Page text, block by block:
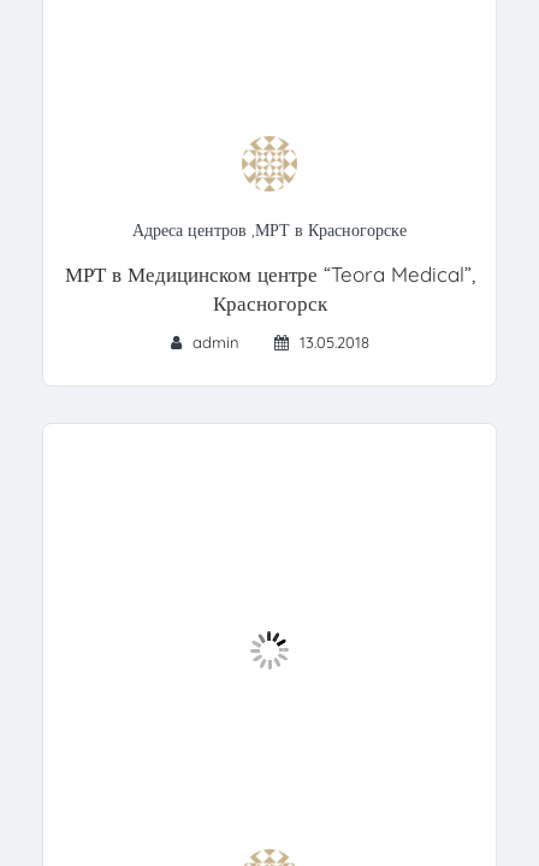
Адреса центров ,МРТ в Красногорске
МРТ в Медицинском центре “Teora Medical”,
Красногорск
admin 13.05.2018